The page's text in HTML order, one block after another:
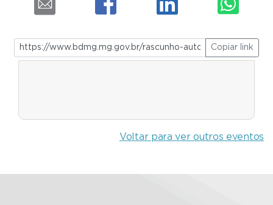
Copiar link
Voltar para ver outros eventos